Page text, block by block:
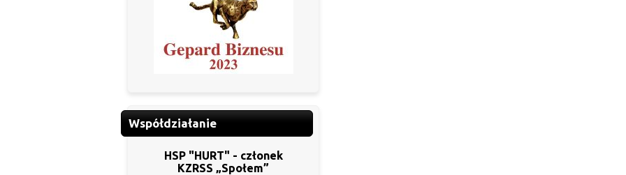
Współdziałanie
HSP "HURT" - członek
KZRSS „Społem”